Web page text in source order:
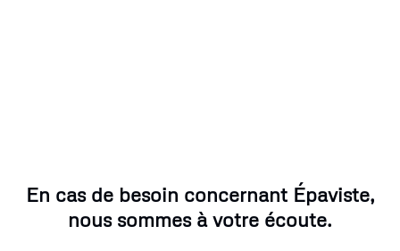
En cas de besoin concernant Épaviste,
nous sommes à votre écoute.